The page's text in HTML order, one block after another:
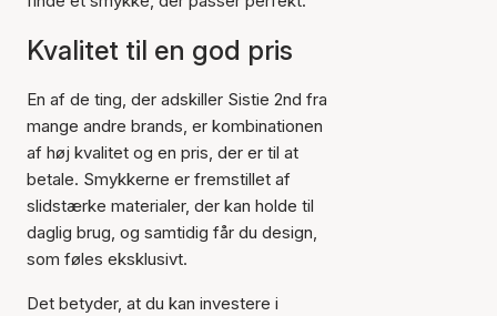
Kvalitet til en god pris
En af de ting, der adskiller Sistie 2nd fra
mange andre brands, er kombinationen
af høj kvalitet og en pris, der er til at
betale. Smykkerne er fremstillet af
slidstærke materialer, der kan holde til
daglig brug, og samtidig får du design,
som føles eksklusivt.
Det betyder, at du kan investere i